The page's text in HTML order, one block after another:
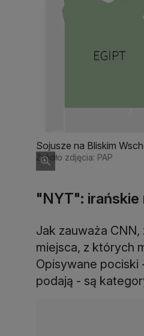
Sojusze na Bliskim
Źródło zdjęcia: PAP
"NYT": irańskie
Jak zauważa
miejsca, z których
Opisywane
podają - są